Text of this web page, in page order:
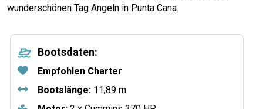
wunderschönen Tag Angeln in Punta Cana.
Bootsdaten:
Empfohlen Charter
Bootslänge: 11,89 m